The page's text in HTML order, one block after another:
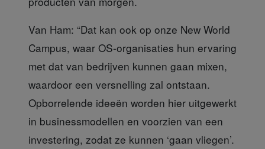
Van Ham: “Dat kan ook op onze New World
Campus, waar OS-organisaties hun ervaring
met dat van bedrijven kunnen gaan mixen,
waardoor een versnelling zal ontstaan.
Opborrelende ideeën worden hier uitgewerkt
in businessmodellen en voorzien van een
investering, zodat ze kunnen ‘gaan vliegen’.